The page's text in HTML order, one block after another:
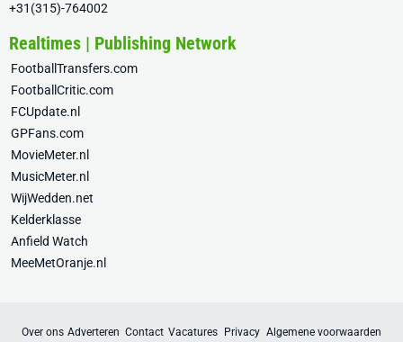
+31(315)-764002
Realtimes | Publishing Network
FootballTransfers.com
FootballCritic.com
FCUpdate.nl
GPFans.com
MovieMeter.nl
MusicMeter.nl
WijWedden.net
Kelderklasse
Anfield Watch
MeeMetOranje.nl
Over ons Adverteren Contact Vacatures Privacy Algemene voorwaarden